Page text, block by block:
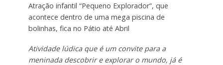
Atração infantil “Pequeno Explorador”, que
acontece dentro de uma mega piscina de
bolinhas, fica no Pátio até Abril
Atividade lúdica que é um convite para a
meninada descobrir e explorar o mundo, já é